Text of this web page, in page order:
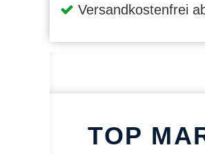
Versandkostenfrei
TOP